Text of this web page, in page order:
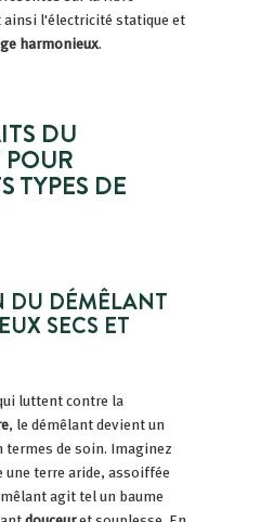
l'électricité statique et
harmonieux.
DU
TYPES DE
DU DÉMÊLANT
SECS ET
luttent contre la
, le démêlant devient un
termes de soin. Imaginez
une terre aride, assoiffée
agit tel un baume